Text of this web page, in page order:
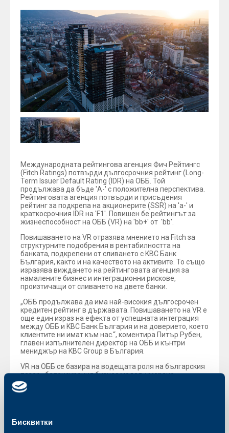
Бисквитки
Международната рейтингова агенция Фич Рейтингс
(Fitch Ratings) потвърди дългосрочния рейтинг (Long-
Term Issuer Default Rating (IDR) на ОББ. Той
продължава да бъде 'A-' с положителна перспектива.
Рейтинговата агенция потвърди и присъдения
рейтинг за подкрепа на акционерите (SSR) на 'a-' и
краткосрочния IDR на 'F1'. Повишен бе рейтингът за
жизнеспособност на ОББ (VR) на 'bb+' от 'bb'.
Повишаването на VR отразява мнението на Fitch за
структурните подобрения в рентабилността на
банката, подкрепени от сливането с KBC Банк
България, както и на качеството на активите. То също
изразява виждането на рейтинговата агенция за
намалените бизнес и интеграционни рискове,
произтичащи от сливането на двете банки.
„ОББ продължава да има най-високия дългосрочен
кредитен рейтинг в държавата. Повишаването на VR e
още един израз на ефекта от успешната интеграция
между ОББ и KBC Банк България и на доверието, което
клиентите ни имат към нас.“, коментира Питър Рубен,
главен изпълнителен директор на ОББ и кънтри
мениджър на KBC Group в България.
VR на ОББ се базира на водещата роля на българския
пазар, балансирания бизнес модел, умерено
обезценените кредити, подобрена рентабилност,
високи капиталови съотношения и стабилен профил
видяно на